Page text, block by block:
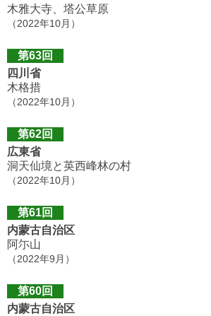
木雅大寺、塔公草原
（2022年10月）
第63回
四川省
木格措
（2022年10月）
第62回
広東省
洞天仙境と英西峰林の村
（2022年10月）
第61回
内蒙古自治区
阿尓山
（2022年9月）
第60回
内蒙古自治区